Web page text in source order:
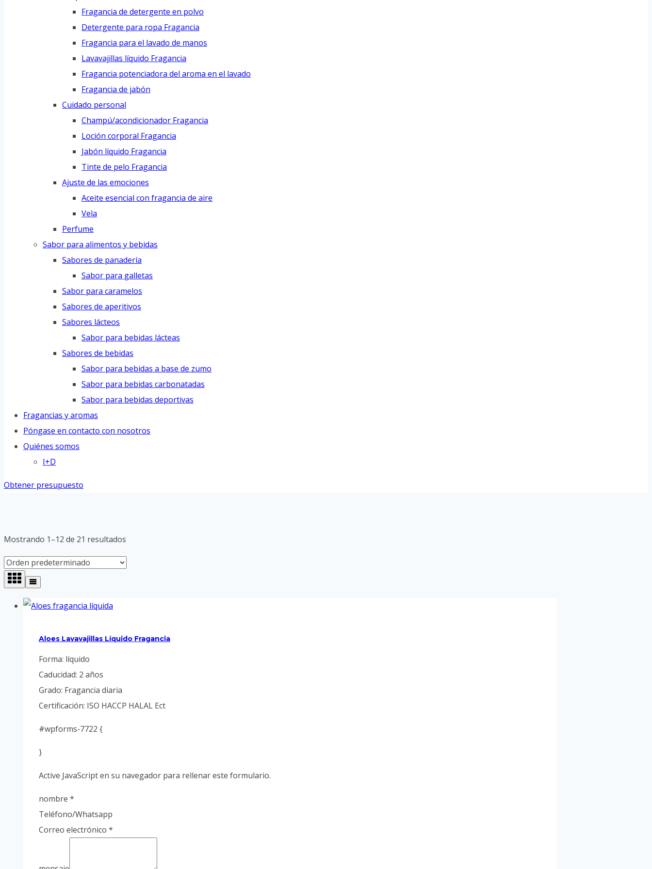
Fragancia de detergente en polvo
Detergente para ropa Fragancia
Fragancia para el lavado de manos
Lavavajillas líquido Fragancia
Fragancia potenciadora del aroma en el lavado
Fragancia de jabón
Cuidado personal
Champú/acondicionador Fragancia
Loción corporal Fragancia
Jabón líquido Fragancia
Tinte de pelo Fragancia
Ajuste de las emociones
Aceite esencial con fragancia de aire
Vela
Perfume
Sabor para alimentos y bebidas
Sabores de panadería
Sabor para galletas
Sabor para caramelos
Sabores de aperitivos
Sabores lácteos
Sabor para bebidas lácteas
Sabores de bebidas
Sabor para bebidas a base de zumo
Sabor para bebidas carbonatadas
Sabor para bebidas deportivas
Fragancias y aromas
Póngase en contacto con nosotros
Quiénes somos
I+D
Obtener presupuesto
Mostrando 1–12 de 21 resultados
Aloes Lavavajillas Líquido Fragancia
Forma: líquido
Caducidad: 2 años
Grado: Fragancia diaria
Certificación: ISO HACCP HALAL Ect
#wpforms-7722 {
}
Active JavaScript en su navegador para rellenar este formulario.
nombre *
Teléfono/Whatsapp
Correo electrónico *